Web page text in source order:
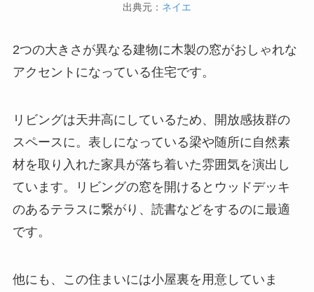
出典元： ネイエ
2つの大きさが異なる建物に木製の窓がおしゃれな
アクセントになっている住宅です。
リビングは天井高にしているため、開放感抜群の
スペースに。表しになっている梁や随所に自然素
材を取り入れた家具が落ち着いた雰囲気を演出し
ています。リビングの窓を開けるとウッドデッキ
のあるテラスに繋がり、読書などをするのに最適
です。
他にも、この住まいには小屋裏を用意していま